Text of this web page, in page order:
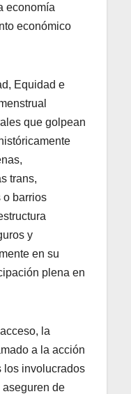
economía
económico
Equidad e
que golpean
trans,
o barrios
y
en su
plena en
la
a la acción
los involucrados
aseguren de